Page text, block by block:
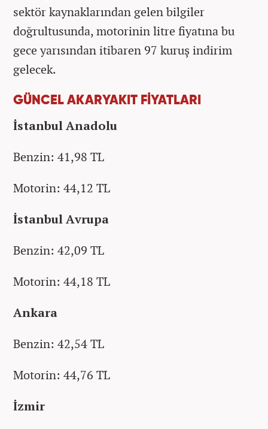
sektör kaynaklarından gelen bilgiler
doğrultusunda, motorinin litre fiyatına bu
gece yarısından itibaren 97 kuruş indirim
gelecek.
GÜNCEL AKARYAKIT FİYATLARI
İstanbul Anadolu
Benzin: 41,98 TL
Motorin: 44,12 TL
İstanbul Avrupa
Benzin: 42,09 TL
Motorin: 44,18 TL
Ankara
Benzin: 42,54 TL
Motorin: 44,76 TL
İzmir